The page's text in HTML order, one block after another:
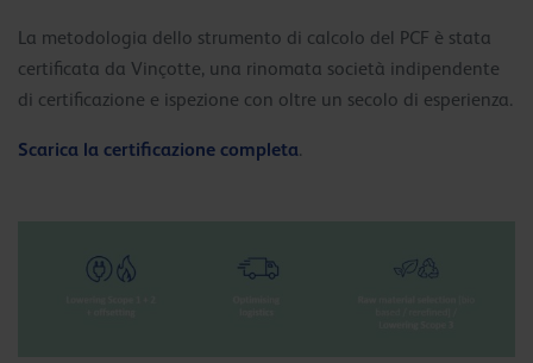
La metodologia dello strumento di calcolo del PCF è stata
certificata da Vinçotte, una rinomata società indipendente
di certificazione e ispezione con oltre un secolo di esperienza.
Scarica la certificazione completa.